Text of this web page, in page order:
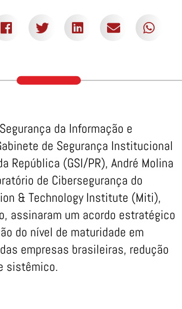
da Informação e
de Segurança Institucional
República (GSI/PR), André Molina
de Cibersegurança do
& Technology Institute (Miti),
assinaram um acordo estratégico
do nível de maturidade em
empresas brasileiras, redução
sistêmico.